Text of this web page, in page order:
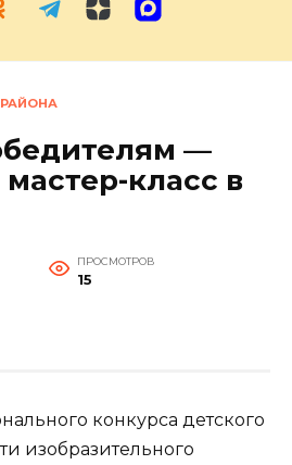
—
класс в
ПРОСМОТРОВ
15
конкурса детского
изобразительного